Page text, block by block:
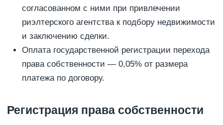
согласованном с ними при привлечении
риэлтерского агентства к подбору недвижимости
и заключению сделки.
Оплата государственной регистрации перехода
права собственности — 0,05% от размера
платежа по договору.
Регистрация права собственности